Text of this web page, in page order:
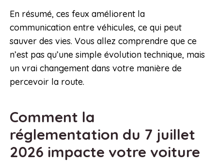
En résumé, ces feux améliorent la
communication entre véhicules, ce qui peut
sauver des vies. Vous allez comprendre que ce
n’est pas qu’une simple évolution technique, mais
un vrai changement dans votre manière de
percevoir la route.
Comment la
réglementation du 7 juillet
2026 impacte votre voiture